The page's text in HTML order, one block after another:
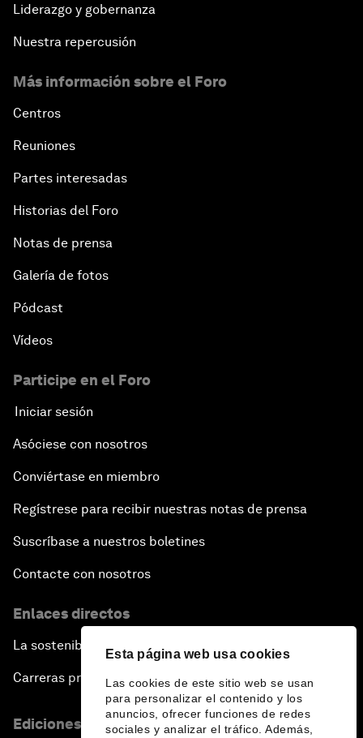
Esta página web usa cookies
Las cookies de este sitio web se usan
para personalizar el contenido y los
anuncios, ofrecer funciones de redes
sociales y analizar el tráfico. Además,
Liderazgo y gobernanza
Nuestra repercusión
Más información sobre el Foro
Centros
Reuniones
Partes interesadas
Historias del Foro
Notas de prensa
Galería de fotos
Pódcast
Vídeos
Participe en el Foro
Iniciar sesión
Asóciese con nosotros
Conviértase en miembro
Regístrese para recibir nuestras notas de prensa
Suscríbase a nuestros boletines
Contacte con nosotros
Enlaces directos
La sostenibilidad en el Foro
Carreras profesionales
Ediciones en otros idiomas